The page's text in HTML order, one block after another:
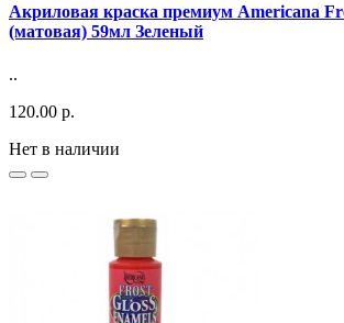
Акриловая краска премиум Americana
(матовая) 59мл Зеленый
..
120.00 р.
Нет в наличии